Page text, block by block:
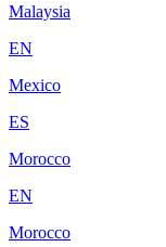
Malaysia
EN
Mexico
ES
Morocco
EN
Morocco